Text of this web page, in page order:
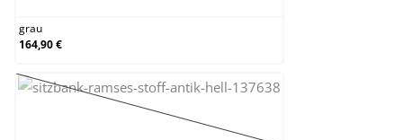
grau
164,90 €
schwarz
(Diese Option ist zurzeit nicht verfügbar.)